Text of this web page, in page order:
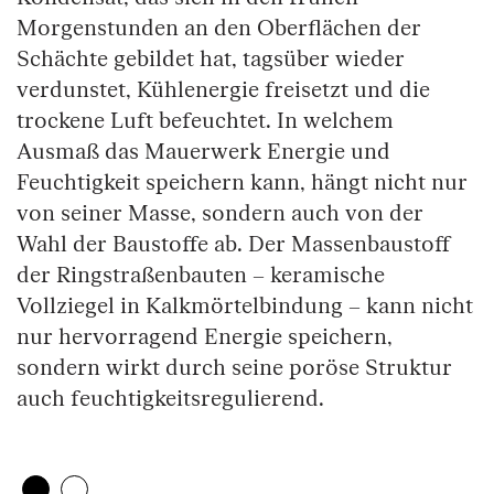
Morgenstunden an den Oberflächen der
Schächte gebildet hat, tagsüber wieder
verdunstet, Kühlenergie freisetzt und die
trockene Luft befeuchtet. In welchem
Ausmaß das Mauerwerk Energie und
Feuchtigkeit speichern kann, hängt nicht nur
von seiner Masse, sondern auch von der
Wahl der Baustoffe ab. Der Massenbaustoff
der Ringstraßenbauten – keramische
Vollziegel in Kalkmörtelbindung – kann nicht
nur hervorragend Energie speichern,
sondern wirkt durch seine poröse Struktur
auch feuchtigkeitsregulierend.